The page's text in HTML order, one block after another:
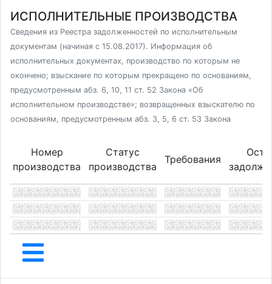
ИСПОЛНИТЕЛЬНЫЕ ПРОИЗВОДСТВА
Сведения из Реестра задолженностей по исполнительным
документам (начиная с 15.08.2017). Информация об
исполнительных документах, производство по которым не
окончено; взыскание по которым прекращено по основаниям,
предусмотренным абз. 6, 10, 11 ст. 52 Закона «Об
исполнительном производстве»; возвращенных взыскателю по
основаниям, предусмотренным абз. 3, 5, 6 ст. 53 Закона
Номер
производства
Статус
производства
Требования